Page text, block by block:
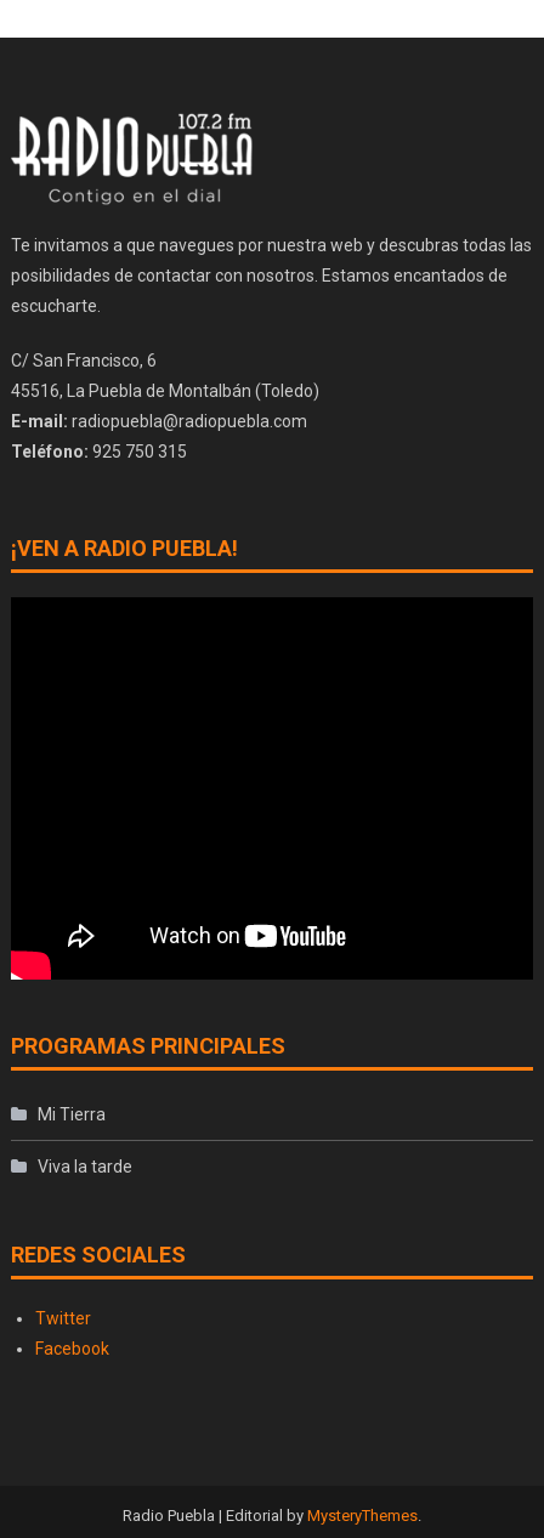
Te invitamos a que navegues por nuestra web y descubras todas las
posibilidades de contactar con nosotros. Estamos encantados de
escucharte.
C/ San Francisco, 6
45516, La Puebla de Montalbán (Toledo)
E-mail: radiopuebla@radiopuebla.com
Teléfono: 925 750 315
¡VEN A RADIO PUEBLA!
PROGRAMAS PRINCIPALES
Mi Tierra
Viva la tarde
REDES SOCIALES
Twitter
Facebook
Radio Puebla | Editorial by MysteryThemes